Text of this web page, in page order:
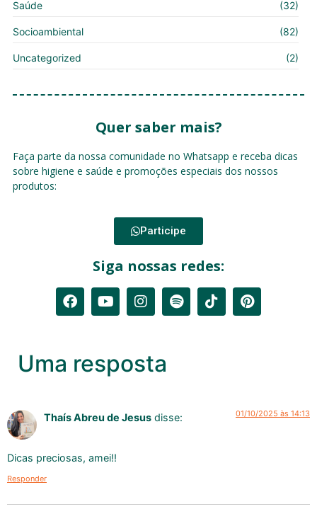
Saúde (32)
Socioambiental (82)
Uncategorized (2)
Quer saber mais?
Faça parte da nossa comunidade no Whatsapp e receba dicas
sobre higiene e saúde e promoções especiais dos nossos
produtos:
Participe
Siga nossas redes:
Uma resposta
Thaís Abreu de Jesus disse: 01/10/2025 às 14:13
Dicas preciosas, amei!!
Responder